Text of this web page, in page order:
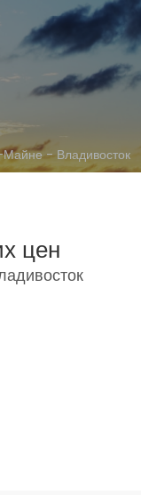
- Владивосток
цен